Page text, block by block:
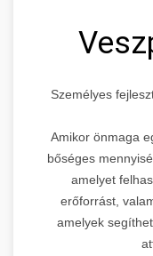
Személyes
Amikor önmaga
bőséges
amelyet
erőforrást,
amelyek